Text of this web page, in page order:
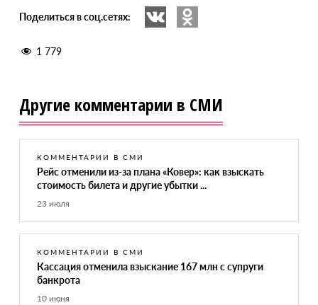
Поделиться в соц.сетях:
1 779
Другие комментарии в СМИ
КОММЕНТАРИИ В СМИ
Рейс отменили из-за плана «Ковер»: как взыскать
стоимость билета и другие убытки ...
23 июля
КОММЕНТАРИИ В СМИ
Кассация отменила взыскание 167 млн с супруги
банкрота
10 июня